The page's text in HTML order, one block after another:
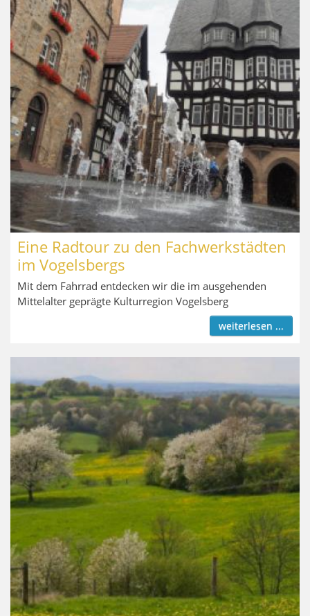
Eine Radtour zu den Fachwerkstädten
im Vogelsbergs
Mit dem Fahrrad entdecken wir die im ausgehenden
Mittelalter geprägte Kulturregion Vogelsberg
weiterlesen ...